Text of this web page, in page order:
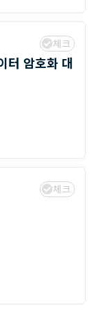
체크
터 암호화 대
체크